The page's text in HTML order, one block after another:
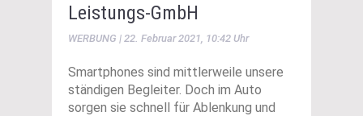
Leistungs-GmbH
WERBUNG | 22. Februar 2021, 10:42 Uhr
Smartphones sind mittlerweile unsere
ständigen Begleiter. Doch im Auto
sorgen sie schnell für Ablenkung und